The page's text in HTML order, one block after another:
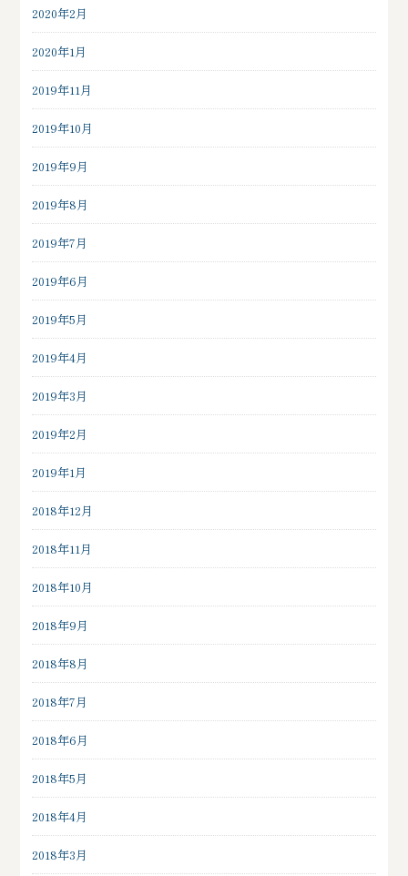
2020年2月
2020年1月
2019年11月
2019年10月
2019年9月
2019年8月
2019年7月
2019年6月
2019年5月
2019年4月
2019年3月
2019年2月
2019年1月
2018年12月
2018年11月
2018年10月
2018年9月
2018年8月
2018年7月
2018年6月
2018年5月
2018年4月
2018年3月